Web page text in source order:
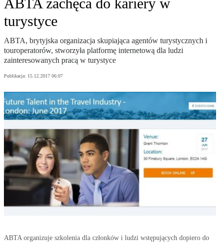
turystyce
ABTA, brytyjska organizacja skupiająca agentów turystycznych i
touroperatorów, stworzyła platformę internetową dla ludzi
zainteresowanych pracą w turystyce
Publikacja: 15.12.2017 06:07
ABTA organizuje szkolenia dla członków i ludzi wstępujących dopiero do